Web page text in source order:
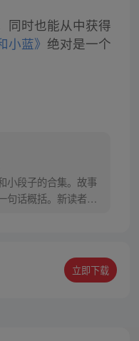
同时也能从中获得
小蓝》 绝对是一个
小段子的合集。故事
句话概括。新读者可
立即下载